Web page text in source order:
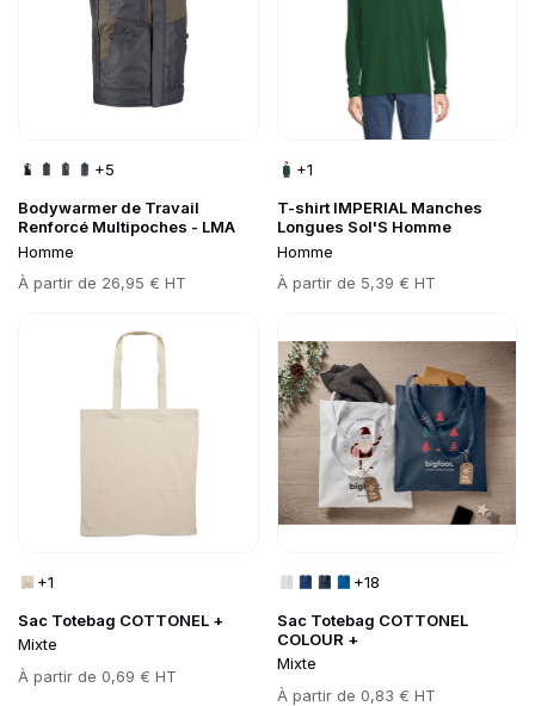
Bodywarmer de Travail
Renforcé Multipoches - LMA
Homme
Prix
À partir de 26,95 € HT
+5
T-shirt IMPERIAL Manches
Longues Sol'S Homme
Homme
Prix
À partir de 5,39 € HT
+1
Sac Totebag COTTONEL +
Mixte
Prix
À partir de 0,69 € HT
+1
Go to product page
Sac Totebag COTTONEL
COLOUR +
Mixte
Prix
À partir de 0,83 € HT
+18